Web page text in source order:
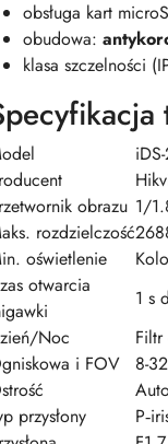
obsługa kart
obudowa:
klasa szczelności
obrazu 1/
rozdzielczość
oświetlenie
otwarcia
1 s
Noc
Filtr
i FOV
8-
przysłony